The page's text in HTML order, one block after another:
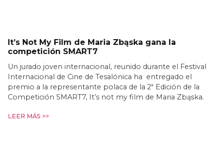
It’s Not My Film de Maria Zbąska gana la
competición SMART7
Un jurado joven internacional, reunido durante el Festival
Internacional de Cine de Tesalónica ha entregado el
premio a la representante polaca de la 2ª Edición de la
Competición SMART7, It’s not my film de Maria Zbąska.
LEER MÁS >>